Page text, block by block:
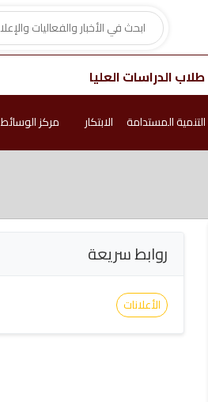
طلاب الدراسات العليا
التنمية المستدامة الابتكار مركز الوسائط
روابط سريعة
الأعلانات